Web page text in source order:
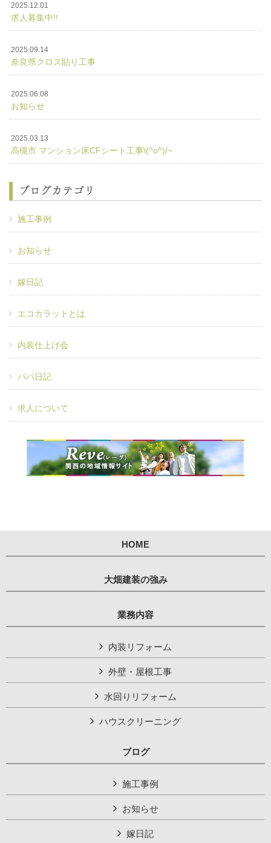
2025.12.01
求人募集中!!
2025.09.14
奈良県クロス貼り工事
2025.06.08
お知らせ
2025.03.13
高槻市 マンション床CFシート工事\(^o^)/~
ブログカテゴリ
施工事例
お知らせ
嫁日記
エコカラットとは
内装仕上げ会
パパ日記
求人について
HOME
大畑建装の強み
業務内容
内装リフォーム
外壁・屋根工事
水回りリフォーム
ハウスクリーニング
ブログ
施工事例
お知らせ
嫁日記